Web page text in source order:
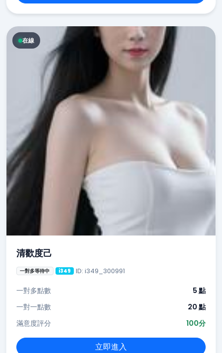
在線
清歡度己
一對多等待中 i349 ID: i349_300991
一對多點數
5 點
一對一點數
20 點
滿意度評分
100分
立即進入